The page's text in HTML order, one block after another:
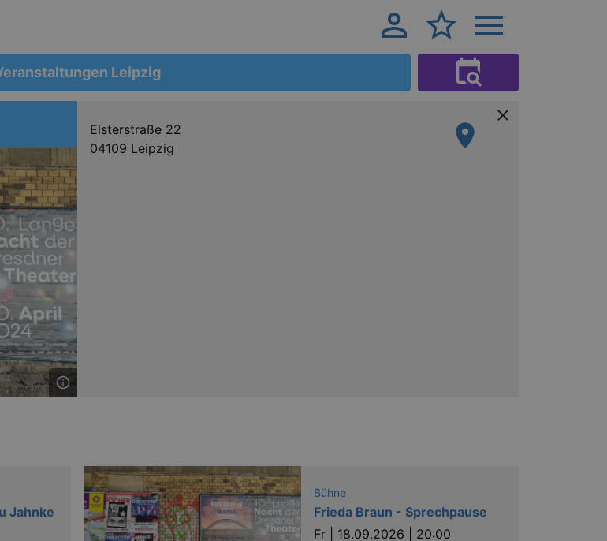
Leipzig
Elsterstraße 22
04109 Leipzig
Jahnke
Bühne
Frieda Braun - Sprechpause
Fr | 18.09.2026 | 20:00